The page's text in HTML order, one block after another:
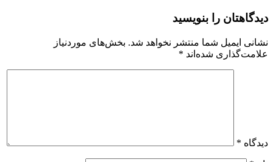
دیدگاهتان را بنویسید
نشانی ایمیل شما منتشر نخواهد شد. بخش‌های موردنیاز
علامت‌گذاری شده‌اند *
دیدگاه *